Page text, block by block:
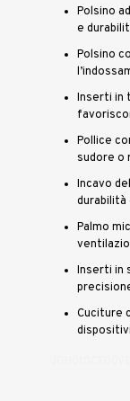
Polsino
e
Polsino
Inserti in
Pollice
sudore o
Incavo
durabilità
Palmo
Inserti in
Cuciture